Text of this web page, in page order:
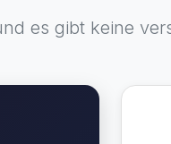
es gibt keine